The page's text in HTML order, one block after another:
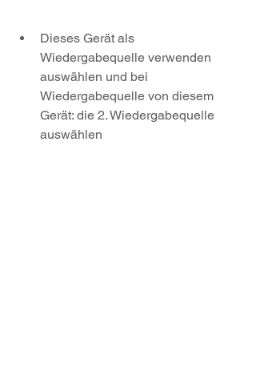
Dieses Gerät als
Wiedergabequelle verwenden
auswählen und bei
Wiedergabequelle von diesem
Gerät: die 2. Wiedergabequelle
auswählen